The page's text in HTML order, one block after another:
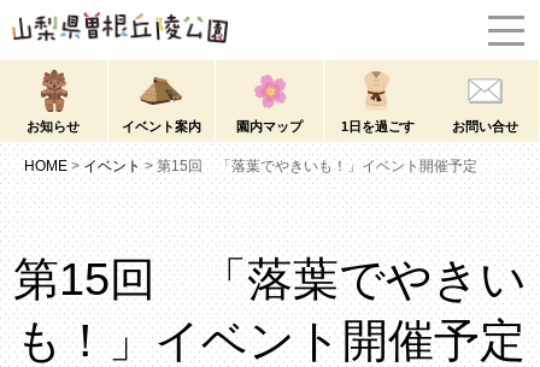
お知らせ イベント案内 園内マップ 1日を過ごす お問い合せ
HOME>イベント> 第15回 「落葉でやきいも！」イベント開催予定
第15回 「落葉でやきい
も！」イベント開催予定